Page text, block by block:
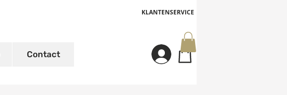
KLANTENSERVICE
Contact Inloggen